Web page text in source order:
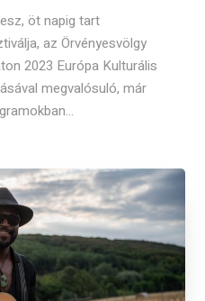
öt napig tart
az Örvényesvölgy
2023 Európa Kulturális
megvalósuló, már